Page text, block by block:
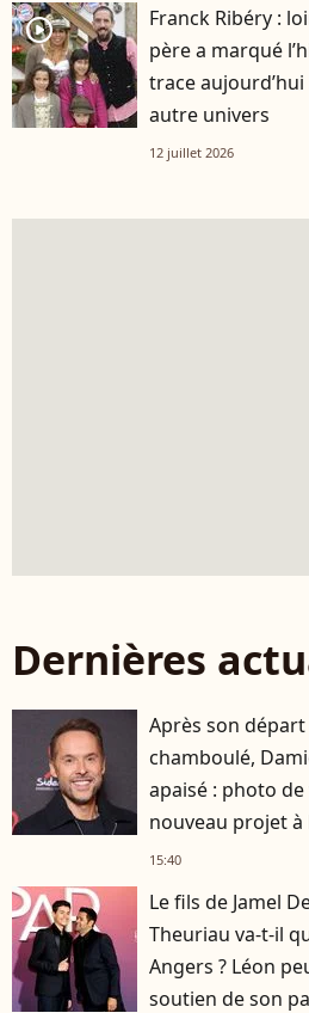
player2
Franck Ribéry :
père a marqué
trace
autre univers
12 juillet 2026
Dernières
Après son départ
chamboulé,
apaisé : photo
nouveau projet à
15:40
Le fils de Jamel
Theuriau va-t-il
Angers ? Léon
soutien de son